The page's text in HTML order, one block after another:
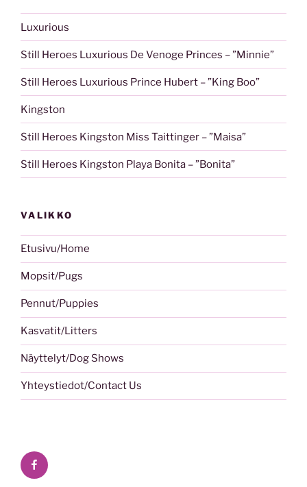
Luxurious
Still Heroes Luxurious De Venoge Princes – ”Minnie”
Still Heroes Luxurious Prince Hubert – ”King Boo”​
Kingston
Still Heroes Kingston Miss Taittinger – ”Maisa”
Still Heroes Kingston Playa Bonita – ”Bonita”
VALIKKO
Etusivu/Home
Mopsit/Pugs
Pennut/Puppies
Kasvatit/Litters
Näyttelyt/Dog Shows
Yhteystiedot/Contact Us